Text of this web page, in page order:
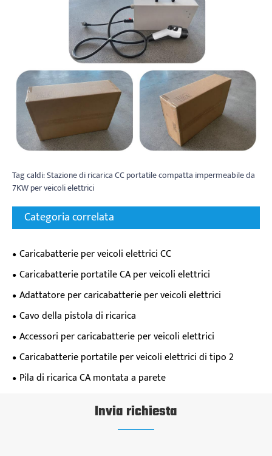
Tag caldi: Stazione di ricarica CC portatile compatta impermeabile da
7KW per veicoli elettrici
Categoria correlata
Caricabatterie per veicoli elettrici CC
Caricabatterie portatile CA per veicoli elettrici
Adattatore per caricabatterie per veicoli elettrici
Cavo della pistola di ricarica
Accessori per caricabatterie per veicoli elettrici
Caricabatterie portatile per veicoli elettrici di tipo 2
Pila di ricarica CA montata a parete
Invia richiesta